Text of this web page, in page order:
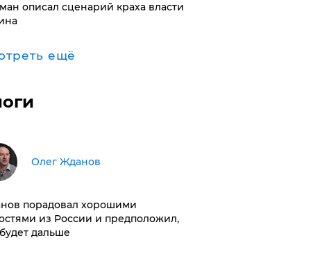
описал сценарий краха власти
ещё
Олег Жданов
порадовал хорошими
из России и предположил,
дальше